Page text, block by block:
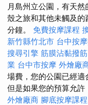
月島州立公園，有天
殼之旅和其他未觸及
分鐘。 免費按摩課程
新竹縣竹北市 台中按
搜尋引擎 筋膜沾黏撥筋
業 台中市按摩 外燴廠
場費，您的公園已經適
但是如果您的預算允許
外燴廠商 腳底按摩課程